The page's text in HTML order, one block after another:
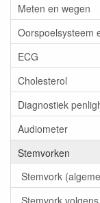
Meten en wegen
Oorspoelsysteem
ECG
Cholesterol
Diagnostiek
Audiometer
Stemvorken
Stemvork
Stemvork